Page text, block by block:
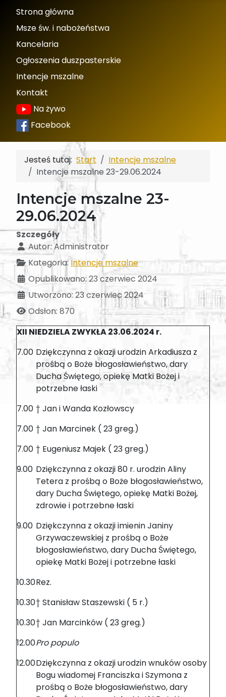
Strona główna
Msze św. i nabożeństwa
Kancelaria
Ogłoszenia duszpasterskie
Intencje mszalne
Kontakt
Na żywo
Facebook
Jesteś tutaj: Start
Intencje mszalne
Intencje mszalne 23-29.06.2024
Intencje mszalne 23-
29.06.2024
Szczegóły
Autor: Administrator
Kategoria:Intencje mszalne
Opublikowano: 23 czerwiec 2024
Utworzono: 23 czerwiec 2024
Odsłon: 870
XII NIEDZIELA ZWYKŁA 23.06.2024 r.
7.00 Dziękczynna z okazji urodzin Arkadiusza z
prośbą o Boże błogosławieństwo, dary
Ducha Świętego, opiekę Matki Bożej i
potrzebne łaski
7.00 † Jan i Wanda Kozłowscy
7.00 † Jan Marcinek ( 23 greg.)
7.00 † Eugeniusz Majek ( 23 greg.)
9.00 Dziękczynna z okazji 80 r. urodzin Aliny
Tetera z prośbą o Boże błogosławieństwo,
dary Ducha Świętego, opiekę Matki Bożej,
zdrowie i potrzebne łaski
9.00 Dziękczynna z okazji imienin Janiny
Grzywaczewskiej z prośbą o Boże
błogosławieństwo, dary Ducha Świętego,
opiekę Matki Bożej i potrzebne łaski
10.30Rez.
10.30† Stanisław Staszewski ( 5 r.)
10.30† Jan Marcinków ( 23 greg.)
12.00Pro populo
12.00Dziękczynna z okazji urodzin wnuków osoby
Bogu wiadomej Franciszka i Szymona z
prośbą o Boże błogosławieństwo, dary